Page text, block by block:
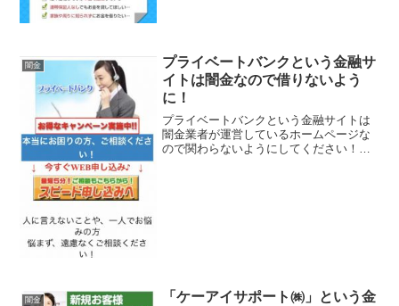
闇金
プライベートバンクという金融サ
イトは闇金なので借りないよう
に！
プライベートバンクという金融サイトは
闇金業者が運営しているホームページな
ので関わらないようにしてください！本
闇金
「ケーアイサポート㈱」という金